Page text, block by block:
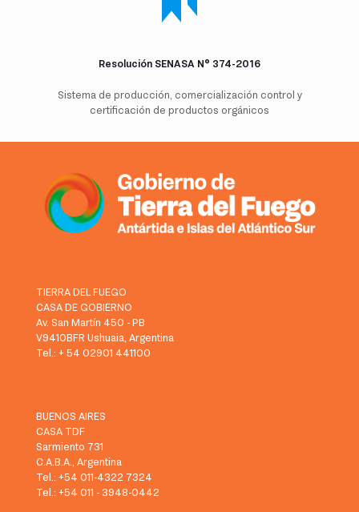
Resolución SENASA N° 374-2016
Sistema de producción, comercialización control y
certificación de productos orgánicos
TIERRA DEL FUEGO
CASA DE GOBIERNO
Av. San Martín 450 - PB
V9410BFR Ushuaia, Argentina
Tel.: + 54 02901 441100
BUENOS AIRES
CASA TDF
Sarmiento 731
C.A.B.A., Argentina
Tel.: +54 011-4322 7324
Tel.: +54 011 - 3948-0442